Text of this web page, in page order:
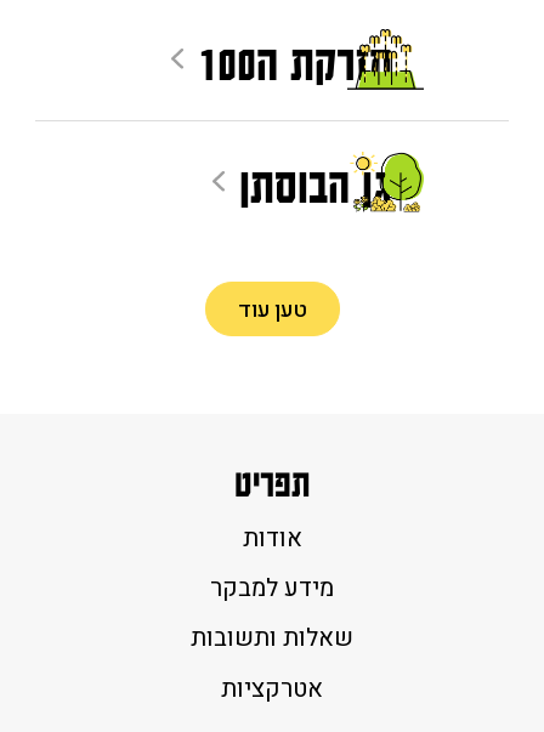
מזרקת ה100
גן הבוסתן
טען עוד
תפריט
אודות
מידע למבקר
שאלות ותשובות
אטרקציות